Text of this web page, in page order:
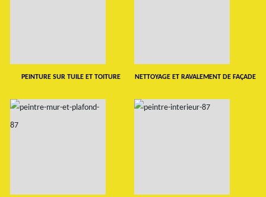
PEINTURE SUR TUILE ET TOITURE NETTOYAGE ET RAVALEMENT DE FAÇADE